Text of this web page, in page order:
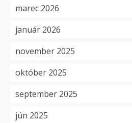
marec 2026
január 2026
november 2025
október 2025
september 2025
jún 2025